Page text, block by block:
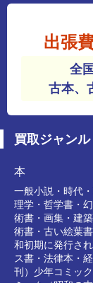
出張
全
古本、
買取ジャンル
本
⼀般小説・時代
理学・哲学書・
術書・画集・建
術書・古い絵葉
和初期に発⾏さ
ス書・法律本・
刊）少年コミッ